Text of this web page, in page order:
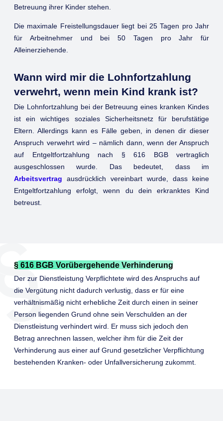
Betreuung ihrer Kinder stehen.
Die maximale Freistellungsdauer liegt bei 25 Tagen pro Jahr
für Arbeitnehmer und bei 50 Tagen pro Jahr für
Alleinerziehende.
Wann wird mir die Lohnfortzahlung
verwehrt, wenn mein Kind krank ist?
Die Lohnfortzahlung bei der Betreuung eines kranken Kindes
ist ein wichtiges soziales Sicherheitsnetz für berufstätige
Eltern. Allerdings kann es Fälle geben, in denen dir dieser
Anspruch verwehrt wird – nämlich dann, wenn der Anspruch
auf Entgeltfortzahlung nach § 616 BGB vertraglich
ausgeschlossen wurde. Das bedeutet, dass im
Arbeitsvertrag ausdrücklich vereinbart wurde, dass keine
Entgeltfortzahlung erfolgt, wenn du dein erkranktes Kind
betreust.
§ 616 BGB Vorübergehende Verhinderung
Der zur Dienstleistung Verpflichtete wird des Anspruchs auf
die Vergütung nicht dadurch verlustig, dass er für eine
verhältnismäßig nicht erhebliche Zeit durch einen in seiner
Person liegenden Grund ohne sein Verschulden an der
Dienstleistung verhindert wird. Er muss sich jedoch den
Betrag anrechnen lassen, welcher ihm für die Zeit der
Verhinderung aus einer auf Grund gesetzlicher Verpflichtung
bestehenden Kranken- oder Unfallversicherung zukommt.